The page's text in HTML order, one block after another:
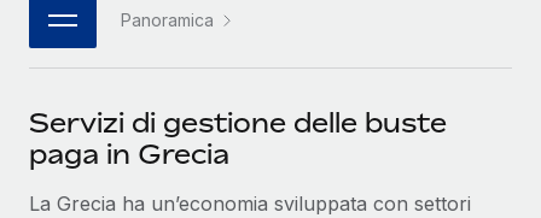
Reverse Tech at a glance Health and wellness startup,
Reverse Tech, partnered with Remote to manage...
Maggiori informazioni
中文（简体）
Panoramica
Servizi di gestione delle buste
paga in Grecia
La Grecia ha un’economia sviluppata con settori